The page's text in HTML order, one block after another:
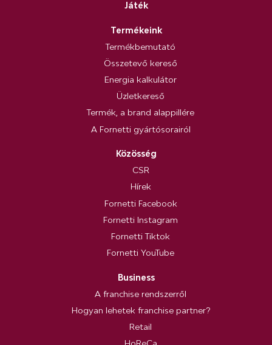
Játék
Termékeink
Termékbemutató
Összetevő kereső
Energia kalkulátor
Üzletkereső
Termék, a brand alappillére
A Fornetti gyártósorairól
Közösség
CSR
Hírek
Fornetti Facebook
Fornetti Instagram
Fornetti Tiktok
Fornetti YouTube
Business
A franchise rendszerről
Hogyan lehetek franchise partner?
Retail